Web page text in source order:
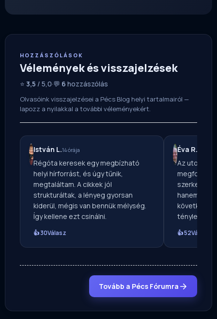
HOZZÁSZÓLÁSOK
Vélemények és visszajelzések
⭐ 3,5 / 5,0·💬 6 hozzászólás
Olvasóink visszajelzései a Pécs Blog helyi tartalmairól —
lapozz a nyilakkal a további véleményekért.
István L.14 órája
Régóta keresek egy megbízható
helyi hírforrást, és úgy tűnik,
megtaláltam. A cikkek jól
strukturáltak, a lényeg gyorsan
kiderül, mégis van bennük mélység.
Így kellene ezt csinálni.
👍 30Válasz
Éva R.
Az utolsó
megfogott.
hanem a
tényleg van
👍 52Válasz
Tovább a Pécs Fórumra